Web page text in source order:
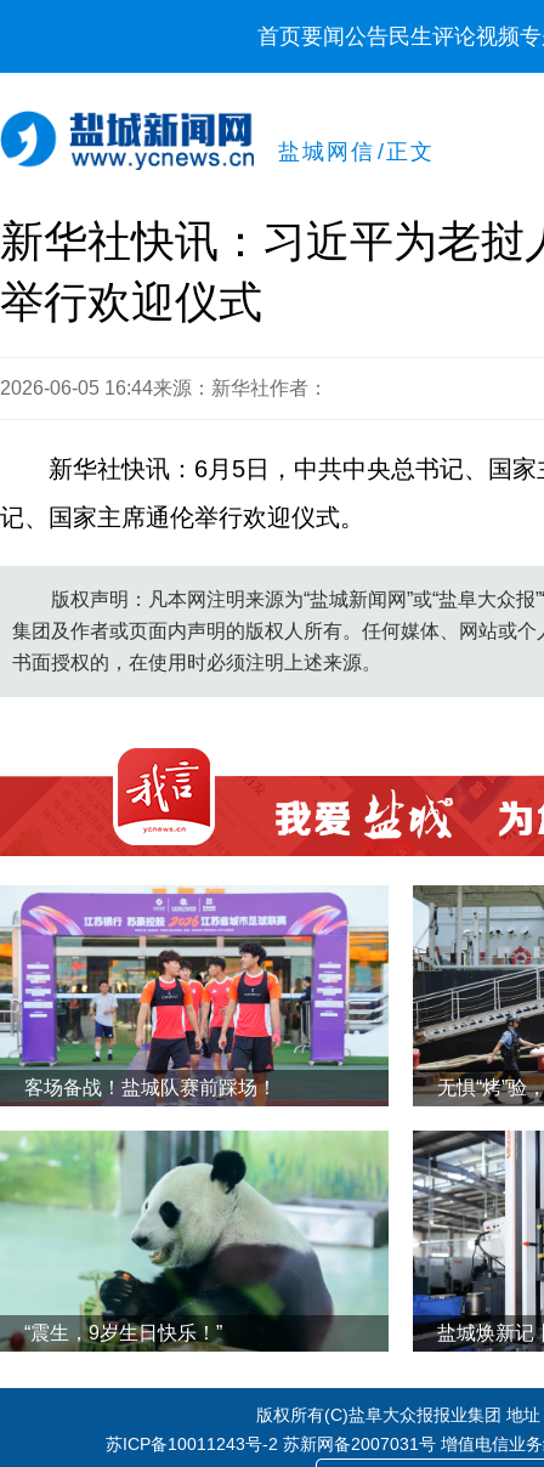
首页要闻公告民生评论视频
盐城网信 /正文
新华社快讯：习近平为老
举行欢迎仪式
2026-06-05 16:44来源：新华社作者：
新华社快讯：6月5日，中共中央总书记、国
记、国家主席通伦举行欢迎仪式。
版权声明：凡本网注明来源为“盐城新闻网”或“盐阜大众
集团及作者或页面内声明的版权人所有。任何媒体、网站或
书面授权的，在使用时必须注明上述来源。
客场备战！盐城队赛前踩场！ 无惧“烤”验
“震生，9岁生日快乐！”
版权所有(C)盐阜大众报报业集团 地
苏ICP备10011243号-2 苏新网备2007031号 增值电信业